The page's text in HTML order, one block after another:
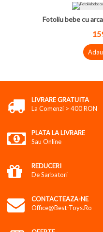
Fotoliu bebe cu
LIVRARE GRATUITA
La Comenzi > 400 RON
PLATA LA LIVRARE
Sau Online
REDUCERI
De Sarbatori
CONTACTEAZA-NE
Office@best-Toys.ro